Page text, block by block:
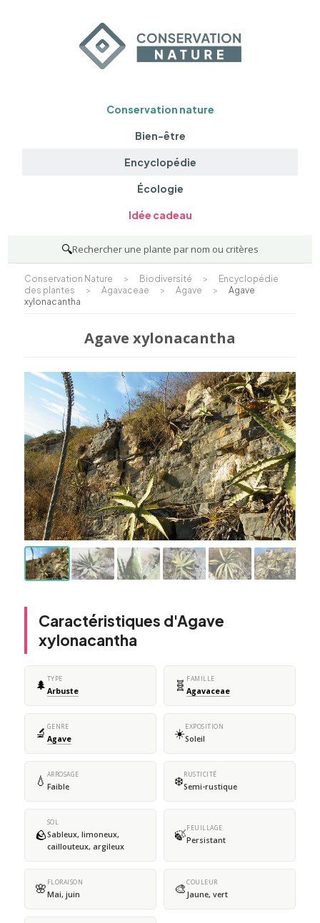
Conservation nature
Bien-être
Encyclopédie
Écologie
Idée cadeau
🔍Rechercher une plante par nom ou critères
Conservation Nature > Biodiversité >
Encyclopédie
des plantes
> Agavaceae > Agave >
Agave
xylonacantha
Agave xylonacantha
Caractéristiques d'Agave
xylonacantha
🌲 TYPE
Arbuste 🧬 FAMILLE
Agavaceae
🔬 GENRE
Agave ☀️EXPOSITION
Soleil
💧 ARROSAGE
Faible ❄️RUSTICITÉ
Semi-rustique
🪨
SOL
Sableux, limoneux,
caillouteux, argileux
🍃FEUILLAGE
Persistant
🌸 FLORAISON
Mai, juin 🎨COULEUR
Jaune, vert